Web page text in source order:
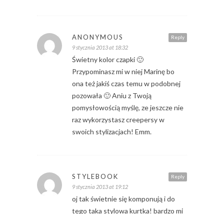
Reply
ANONYMOUS
9 stycznia 2013 at 18:32
Świetny kolor czapki 🙂
Przypominasz mi w niej Marinę bo
ona też jakiś czas temu w podobnej
pozowała 🙂 Aniu z Twoją
pomysłowością myślę, ze jeszcze nie
raz wykorzystasz creepersy w
swoich stylizacjach! Emm.
Reply
STYLEBOOK
9 stycznia 2013 at 19:12
oj tak świetnie się komponują i do
tego taka stylowa kurtka! bardzo mi